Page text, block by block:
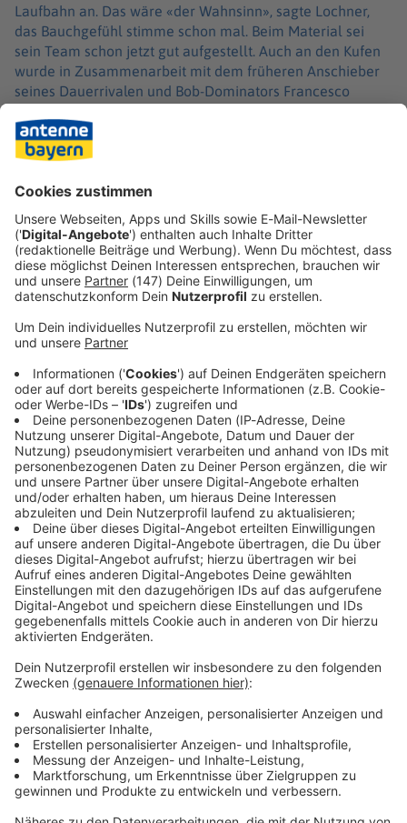
Laufbahn an. Das wäre «der Wahnsinn», sagte Lochner,
das Bauchgefühl stimme schon mal. Beim Material sei
sein Team schon jetzt gut aufgestellt. Auch an den Kufen
wurde in Zusammenarbeit mit dem früheren Anschieber
seines Dauerrivalen und Bob-Dominators Francesco
Lochner fährt seit 2015 in der Weltspitze mit. Bislang holte
er neben den beiden olympischen Silbermedaillen zwei
WM-Titel (2017 Vierer, 2023 Zweier) sowie sechsmal den
Immer auf dem Laufenden
bleiben!
Verpass' nichts mehr - mit unserem kostenlosen
ANTENNE BAYERN Newsletter. Ob Nachrichten,
Lifestyle oder unsere neuesten Aktionen - wir
informieren dich.
Zum Newsletter anmelden